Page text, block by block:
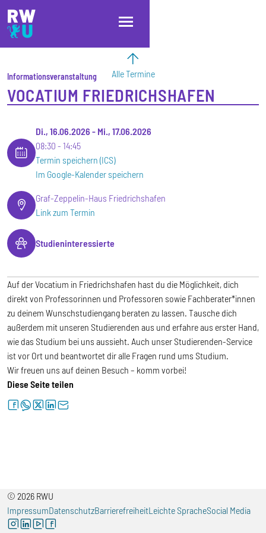
Direkt zum Inhalt
Direkt zur Hauptnavigation
Direkt zum Fußbereich
Alle Termine
Informationsveranstaltung
VOCATIUM FRIEDRICHSHAFEN
Di., 16.06.2026 - Mi., 17.06.2026
08:30
14:45
Termin speichern (ICS)
Im Google-Kalender speichern
Graf-Zeppelin-Haus Friedrichshafen
Link zum Termin
Studieninteressierte
Auf der Vocatium in Friedrichshafen hast du die Möglichkeit, dich
direkt von Professorinnen und Professoren sowie Fachberater*innen
zu deinem Wunschstudiengang beraten zu lassen. Tausche dich
außerdem mit unseren Studierenden aus und erfahre aus erster Hand,
wie das Studium bei uns aussieht. Auch unser Studierenden-Service
ist vor Ort und beantwortet dir alle Fragen rund ums Studium.
Wir freuen uns auf deinen Besuch – komm vorbei!
Diese Seite teilen
facebookwhatsapptwitterlinkedinletter
© 2026 RWU
ImpressumDatenschutzBarrierefreiheitLeichte SpracheSocial Media
instagramlinkedinyoutubefacebook